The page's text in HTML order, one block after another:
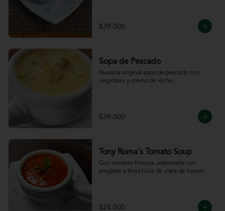
$39.000
Sopa de Pescado
Nuestra original sopa de pescado con
vegetales y crema de leche.
$39.000
Tony Roma´s Tomato Soup
Con tomates frescos, aderezada con
jengibre y finos hilos de clara de huevo.
$24.000